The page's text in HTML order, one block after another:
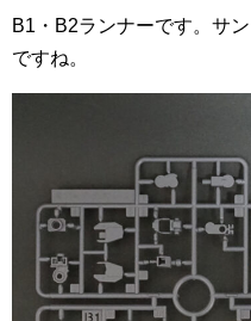
B1・B2ランナーです。サ
ですね。